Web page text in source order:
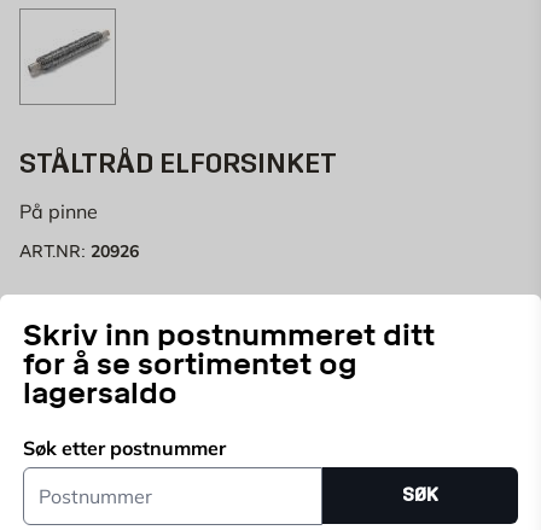
Skriv inn postnummeret ditt
for å se sortimentet og
lagersaldo
Søk etter postnummer
Postnummer
SØK
STÅLTRÅD ELFORSINKET
På pinne
ART.NR: 20926
Velg butikk for å se lagerstatus
Kjøp online, bestill levering i kassen